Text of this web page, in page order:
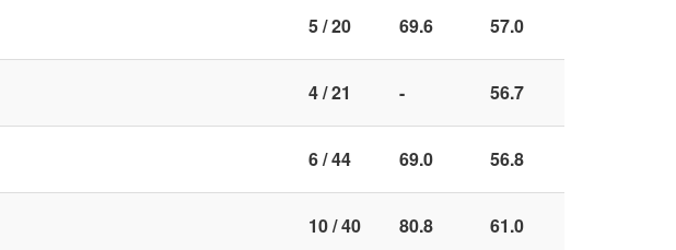
5 / 20 69.6 57.0
4 / 21 - 56.7
6 / 44 69.0 56.8
10 / 40 80.8 61.0